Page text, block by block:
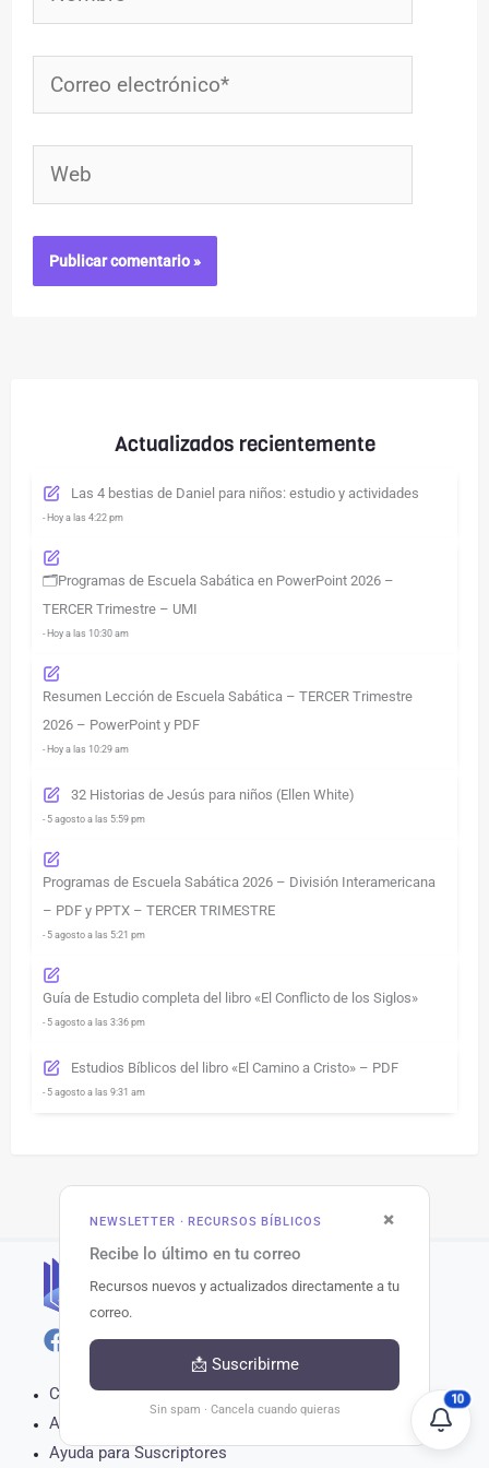
Actualizados recientemente
Las 4 bestias de Daniel para niños: estudio y actividades
- Hoy a las 4:22 pm
🗂️Programas de Escuela Sabática en PowerPoint 2026 –
TERCER Trimestre – UMI
- Hoy a las 10:30 am
Resumen Lección de Escuela Sabática – TERCER Trimestre
2026 – PowerPoint y PDF
- Hoy a las 10:29 am
32 Historias de Jesús para niños (Ellen White)
- 5 agosto a las 5:59 pm
Programas de Escuela Sabática 2026 – División Interamericana
– PDF y PPTX – TERCER TRIMESTRE
- 5 agosto a las 5:21 pm
Guía de Estudio completa del libro «El Conflicto de los Siglos»
- 5 agosto a las 3:36 pm
Estudios Bíblicos del libro «El Camino a Cristo» – PDF
- 5 agosto a las 9:31 am
×
NEWSLETTER · RECURSOS BÍBLICOS
Recibe lo último en tu correo
Recursos nuevos y actualizados directamente a tu
correo.
📩 Suscribirme
Sin spam · Cancela cuando quieras
Correo
electrónico*
Web
Contacto
Acerca de
Ayuda para Suscriptores
10